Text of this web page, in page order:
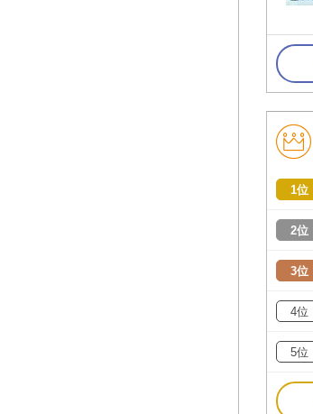
1位
2位
3位
4位
5位